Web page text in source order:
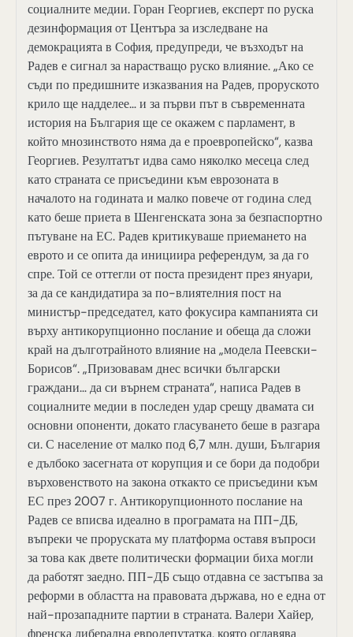
социалните медии. Горан Георгиев, експерт по руска
дезинформация от Центъра за изследване на
демокрацията в София, предупреди, че възходът на
Радев е сигнал за нарастващо руско влияние. „Ако се
съди по предишните изказвания на Радев, проруското
крило ще надделее… и за първи път в съвременната
история на България ще се окажем с парламент, в
който мнозинството няма да е проевропейско“, казва
Георгиев. Резултатът идва само няколко месеца след
като страната се присъедини към еврозоната в
началото на годината и малко повече от година след
като беше приета в Шенгенската зона за безпаспортно
пътуване на ЕС. Радев критикуваше приемането на
еврото и се опита да инициира референдум, за да го
спре. Той се оттегли от поста президент през януари,
за да се кандидатира за по-влиятелния пост на
министър-председател, като фокусира кампанията си
върху антикорупционно послание и обеща да сложи
край на дълготрайното влияние на „модела Пеевски-
Борисов“. „Призовавам днес всички български
граждани… да си върнем страната“, написа Радев в
социалните медии в последен удар срещу двамата си
основни опоненти, докато гласуването беше в разгара
си. С население от малко под 6,7 млн. души, България
е дълбоко засегната от корупция и се бори да подобри
върховенството на закона откакто се присъедини към
ЕС през 2007 г. Антикорупционното послание на
Радев се вписва идеално в програмата на ПП-ДБ,
въпреки че проруската му платформа оставя въпроси
за това как двете политически формации биха могли
да работят заедно. ПП-ДБ също отдавна се застъпва за
реформи в областта на правовата държава, но е една от
най-прозападните партии в страната. Валери Хайер,
френска либерална евродепутатка, която оглавява